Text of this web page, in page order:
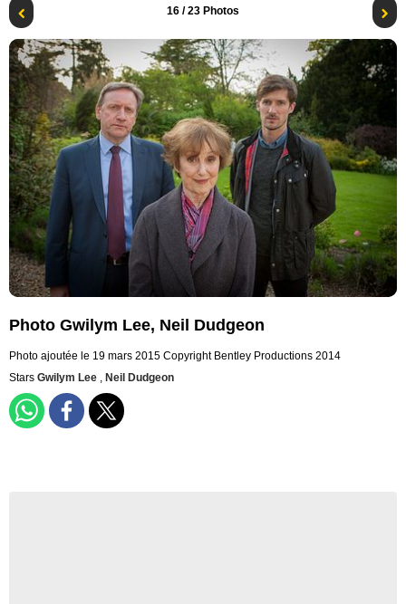
16 / 23 Photos
Photo Gwilym Lee, Neil Dudgeon
Photo ajoutée le 19 mars 2015 Copyright Bentley Productions 2014
Stars Gwilym Lee , Neil Dudgeon